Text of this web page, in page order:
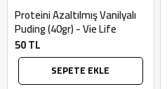
Proteini Azaltılmış Vanilyalı
Puding (40gr) - Vie Life
50 TL
SEPETE EKLE